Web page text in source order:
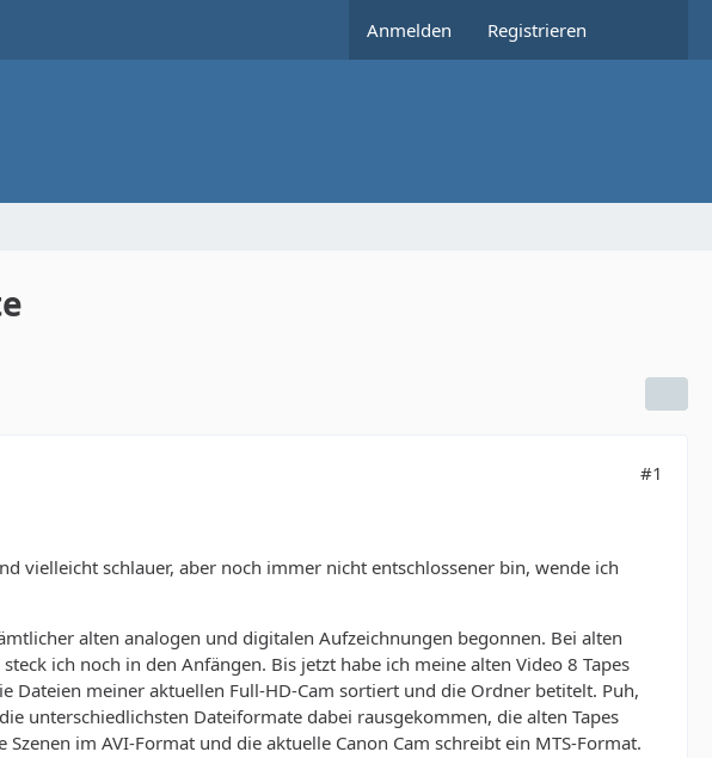
Anmelden Registrieren
#1
vielleicht schlauer, aber noch immer nicht entschlossener bin, wende ich
alten analogen und digitalen Aufzeichnungen begonnen. Bei alten
ich noch in den Anfängen. Bis jetzt habe ich meine alten Video 8 Tapes
Dateien meiner aktuellen Full-HD-Cam sortiert und die Ordner betitelt. Puh,
unterschiedlichsten Dateiformate dabei rausgekommen, die alten Tapes
im AVI-Format und die aktuelle Canon Cam schreibt ein MTS-Format.